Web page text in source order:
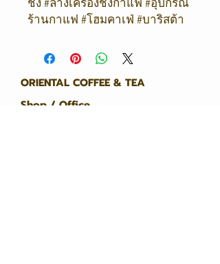
ชง #ล้างเครื่องชงกาแฟ #อุปกรณ์
ร้านกาแฟ #โฮมคาเฟ่ #บาริสต้า
ORIENTAL COFFEE & TEA
Shop / Office